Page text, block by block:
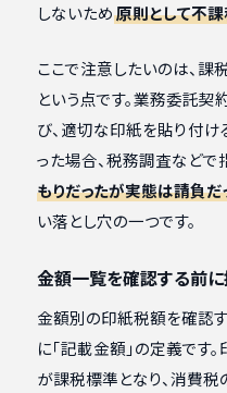
しないため原則として不
ここで注意したいのは、
という点です。業務委託
び、適切な印紙を貼り付
った場合、税務調査などで
もりだったが実態は請負だ
い落とし穴の一つです。
金額一覧を確認する前
金額別の印紙税額を確認
に「記載金額」の定義で
が課税標準となり、消費